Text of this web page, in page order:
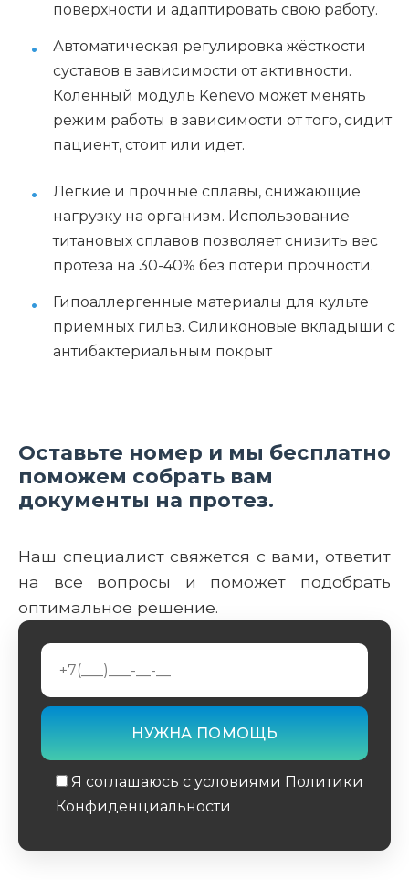
поверхности и адаптировать свою работу.
Автоматическая регулировка жёсткости
суставов в зависимости от активности.
Коленный модуль Kenevo может менять
режим работы в зависимости от того, сидит
пациент, стоит или идет.
Лёгкие и прочные сплавы, снижающие
нагрузку на организм. Использование
титановых сплавов позволяет снизить вес
протеза на 30-40% без потери прочности.
Гипоаллергенные материалы для культе
приемных гильз. Силиконовые вкладыши с
антибактериальным покрыт
Оставьте номер и мы бесплатно
поможем собрать вам
документы на протез.
Наш специалист свяжется с вами, ответит
на все вопросы и поможет подобрать
оптимальное решение.
Я соглашаюсь с условиями Политики
Конфиденциальности